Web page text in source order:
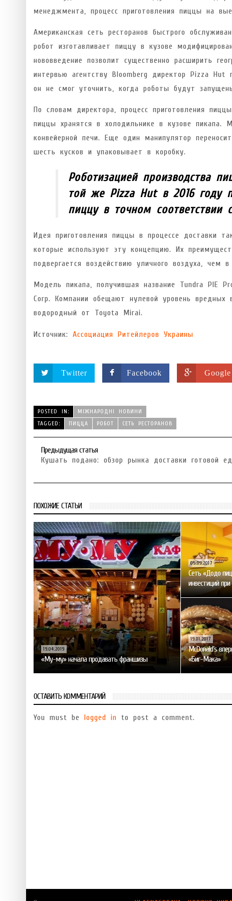
менеджмента, процесс приготовления пиццы на
Американская сеть ресторанов быстрого
робот изготавливает пиццу в кузове
нововведение позволит существенно расширить
интервью агентству Bloomberg директор Pizza
он не смог уточнить, когда роботы будут
По словам директора, процесс приготовления
пиццы хранятся в холодильнике в кузове пикапа.
конвейерной печи. Еще один манипулятор
шесть кусков и упаковывает в коробку.
Роботизацией производства
той же Pizza Hut в 2016 году
пиццу в точном соответствии
Идея приготовления пиццы в процессе доставки
которые используют эту концепцию. Их
подвергается воздействию уличного воздуха, чем в
Модель пикапа, получившая название Tundra PIE
Corp. Компании обещают нулевой уровень вредных
водородный от Toyota Mirai.
Источник: Ассоциация Ритейлеров Украины
Twitter Facebook
POSTED IN:
МІЖНАРОДНІ НОВИНИ
TAGGED:
ПИЦЦА РОБОТ СЕТЬ РЕСТОРАНОВ
Предыдущая статья
Кушать подано: обзор рынка доставки готовой
ПОХОЖИЕ СТАТЬИ
19.04.2019
«Му-му» начала продавать франшизы
05.09.2017
Сеть «Додо
инвестиций
19.01.2017
McDonald’s
«Биг-Мака»
ОСТАВИТЬ КОММЕНТАРИЙ
You must be logged in to post a comment.